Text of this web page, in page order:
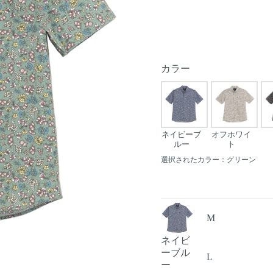
カラー
ネイビーブ
ルー
オフホワイ
ト
選択されたカラー：グリーン
ネイビ
ーブル
ー
M
L